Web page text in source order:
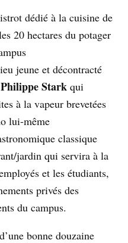
dédié à la cuisine de
20 hectares du potager
jeune et décontracté
Philippe Stark qui
à la vapeur brevetées
lui-même
classique
jardin qui servira à la
et les étudiants,
privés des
du campus.
bonne douzaine